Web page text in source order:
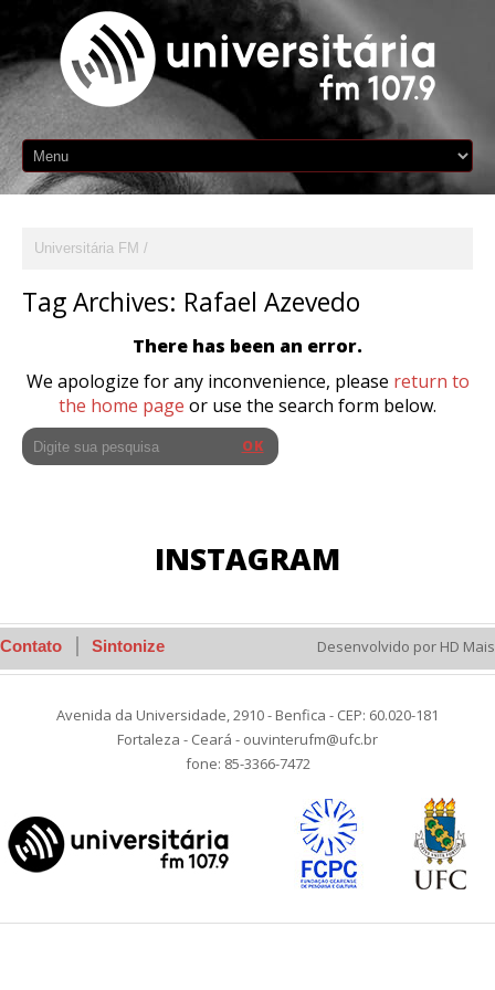
Universitária FM
Tag Archives: Rafael Azevedo
There has been an error.
We apologize for any inconvenience, please return to
the home page or use the search form below.
INSTAGRAM
Contato Sintonize Desenvolvido por HD Mais
Avenida da Universidade, 2910 - Benfica - CEP: 60.020-181
Fortaleza - Ceará - ouvinterufm@ufc.br
fone: 85-3366-7472